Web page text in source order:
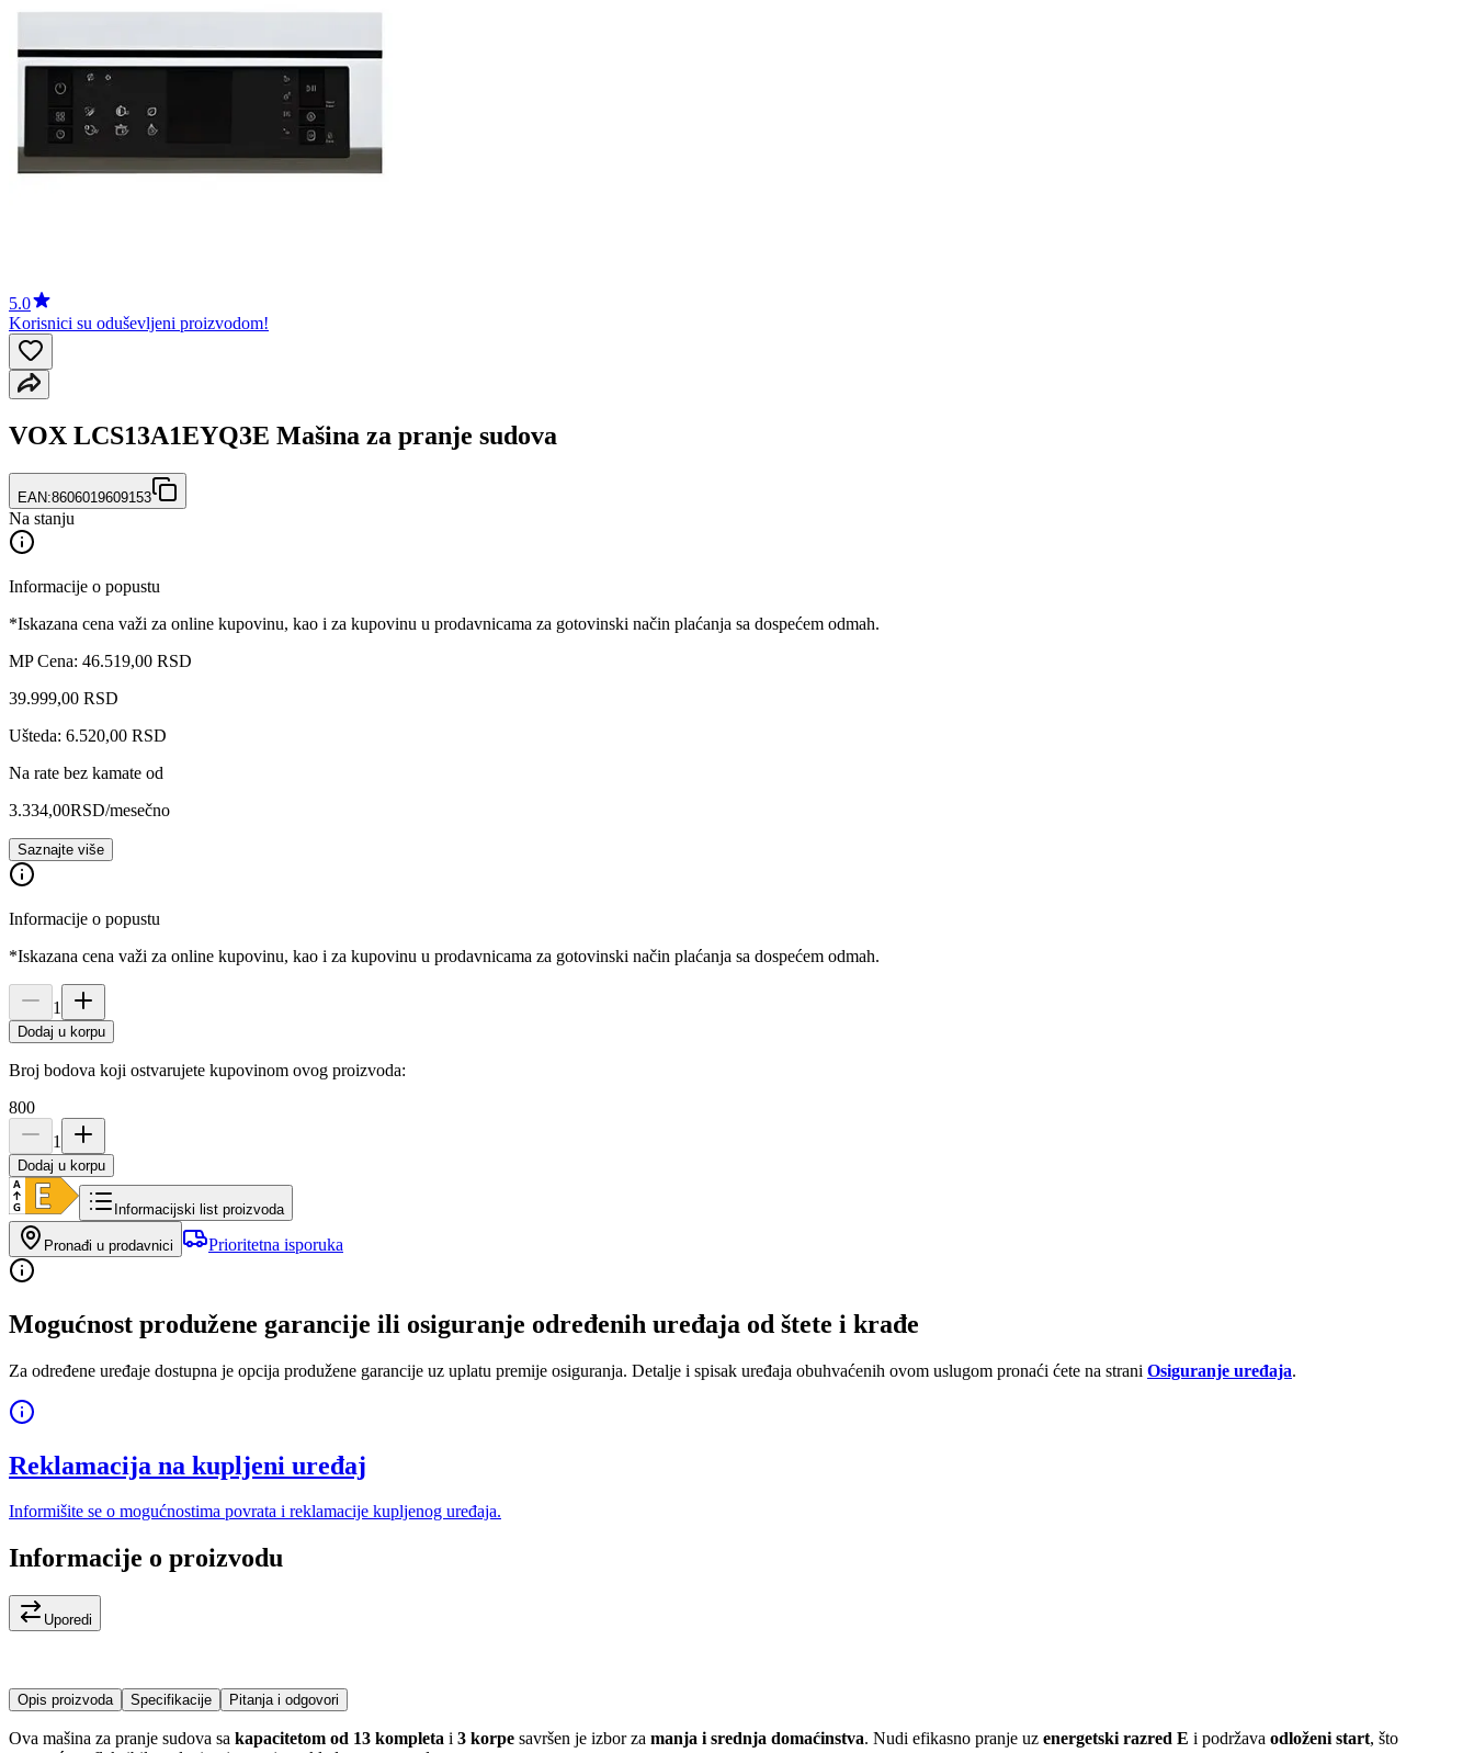
5.0
Korisnici su oduševljeni proizvodom!
VOX LCS13A1EYQ3E Mašina za pranje sudova
EAN:8606019609153
Na stanju
Informacije o popustu
*Iskazana cena važi za online kupovinu, kao i za kupovinu u prodavnicama za gotovinski način plaćanja sa dospećem odmah.
MP Cena: 46.519,00 RSD
39.999,00 RSD
Ušteda: 6.520,00 RSD
Na rate bez kamate od
3.334,00RSD/mesečno
Saznajte više
Informacije o popustu
*Iskazana cena važi za online kupovinu, kao i za kupovinu u prodavnicama za gotovinski način plaćanja sa dospećem odmah.
1
Dodaj u korpu
Broj bodova koji ostvarujete kupovinom ovog proizvoda:
800
1
Dodaj u korpu
Informacijski list proizvoda
Pronađi u prodavnici Prioritetna isporuka
Mogućnost produžene garancije ili osiguranje određenih uređaja od štete i krađe
Za određene uređaje dostupna je opcija produžene garancije uz uplatu premije osiguranja. Detalje i spisak uređaja obuhvaćenih ovom uslugom pronaći ćete na strani Osiguranje uređaja.
Reklamacija na kupljeni uređaj
Informišite se o mogućnostima povrata i reklamacije kupljenog uređaja.
Informacije o proizvodu
Uporedi
Opis proizvoda Specifikacije Pitanja i odgovori
Ova mašina za pranje sudova sa kapacitetom od 13 kompleta i 3 korpe savršen je izbor za manja i srednja domaćinstva. Nudi efikasno pranje uz energetski razred E i podržava odloženi start, što